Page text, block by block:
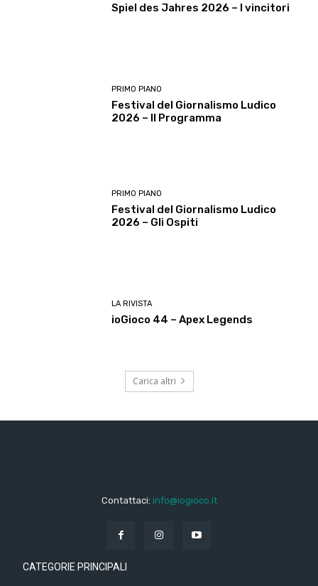
Spiel des Jahres 2026 – I vincitori
PRIMO PIANO
Festival del Giornalismo Ludico
2026 – Il Programma
PRIMO PIANO
Festival del Giornalismo Ludico
2026 – Gli Ospiti
LA RIVISTA
ioGioco 44 – Apex Legends
Carica altri
Contattaci: info@iogioco.it
CATEGORIE PRINCIPALI